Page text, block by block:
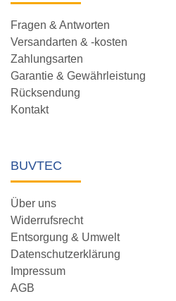
Fragen & Antworten
Versandarten & -kosten
Zahlungsarten
Garantie & Gewährleistung
Rücksendung
Kontakt
BUVTEC
Über uns
Widerrufsrecht
Entsorgung & Umwelt
Datenschutzerklärung
Impressum
AGB